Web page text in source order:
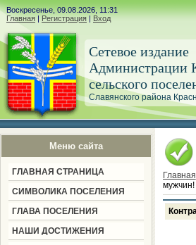
Воскресенье, 09.08.2026, 11:31
Главная | Регистрация | Вход
Сетевое издание
Администрации
сельского
Славянского района
Меню сайта
ГЛАВНАЯ СТРАНИЦА
СИМВОЛИКА ПОСЕЛЕНИЯ
ГЛАВА ПОСЕЛЕНИЯ
НАШИ ДОСТИЖЕНИЯ
Главная
мужчин!